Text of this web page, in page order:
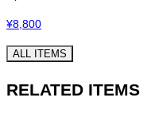
¥8,800
ALL ITEMS
RELATED ITEMS